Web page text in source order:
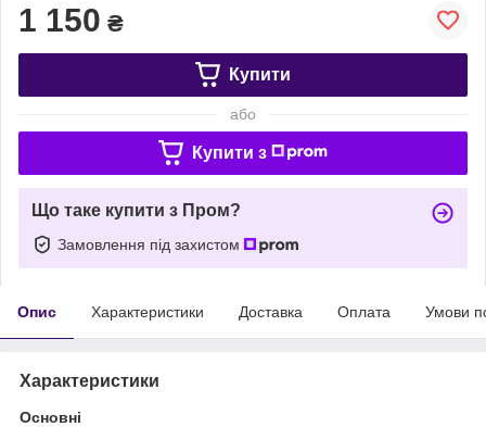
1 150 ₴
Купити
або
Купити з
Що таке купити з Пром?
Замовлення під захистом
Опис Характеристики Доставка Оплата Умови
Характеристики
Основні